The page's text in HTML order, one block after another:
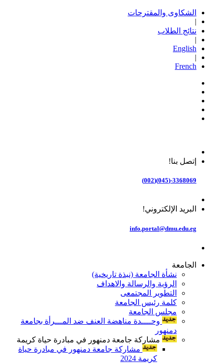
الشكاوى والمقترحات
|
نتائج الطلاب
|
English
|
French
إتصل بنا!
3368069-(045)(002)
البريد الإلكتروني!
info.portal@dmu.edu.eg
الجامعة
نشأة الجامعة (نبذة تاريخية)
الرؤية والرسالة والاهداف
التطوير المجتمعى
كلمة رئيس الجامعة
مجلس الجامعة
وحــــدة مناهضة العنف ضد المـــرأة بجامعة
دمنهور
مشاركة جامعة دمنهور في مبادرة حياة كريمة
مشاركة جامعة دمنهور في مبادرة حياة
كريمة 2024